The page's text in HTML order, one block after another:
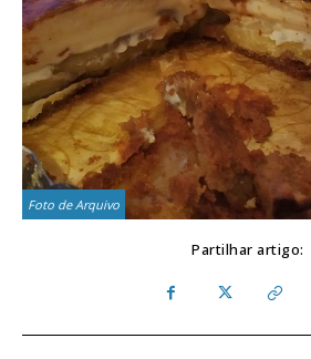
Foto de Arquivo
Partilhar artigo: